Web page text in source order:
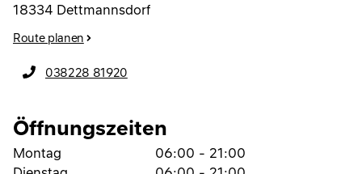
18334 Dettmannsdorf
Route planen
038228 81920
Öffnungszeiten
Montag
06:00 - 21:00